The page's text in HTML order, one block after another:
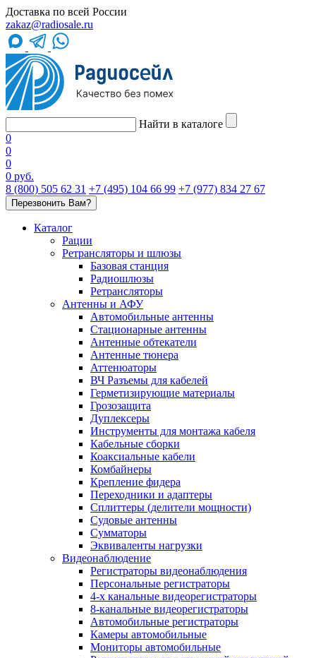
Доставка по всей России
zakaz@radiosale.ru
Найти в каталоге
0
0
0
0 руб.
8 (800) 505 62 31 +7 (495) 104 66 99 +7 (977) 834 27 67
Перезвонить Вам?
Каталог
Рации
Ретрансляторы и шлюзы
Базовая станция
Радиошлюзы
Ретрансляторы
Антенны и АФУ
Автомобильные антенны
Стационарные антенны
Антенные обтекатели
Антенные тюнера
Аттенюаторы
ВЧ Разъемы для кабелей
Герметизирующие материалы
Грозозащита
Дуплексеры
Инструменты для монтажа кабеля
Кабельные сборки
Коаксиальные кабели
Комбайнеры
Крепление фидера
Переходники и адаптеры
Сплиттеры (делители мощности)
Судовые антенны
Сумматоры
Эквиваленты нагрузки
Видеонаблюдение
Регистраторы видеонаблюдения
Персональные регистраторы
4-х канальные видеорегистраторы
8-канальные видеорегистраторы
Автомобильные регистраторы
Камеры автомобильные
Мониторы автомобильные